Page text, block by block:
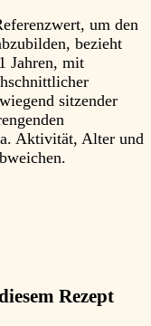
um den
bezieht
Jahren, mit
sitzender
Aktivität, Alter und
Rezept